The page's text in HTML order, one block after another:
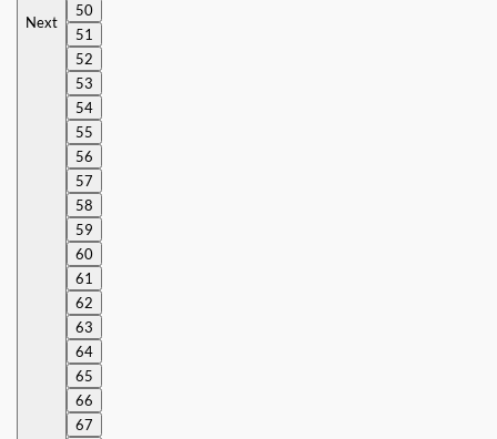
Next
50
51
52
53
54
55
56
57
58
59
60
61
62
63
64
65
66
67